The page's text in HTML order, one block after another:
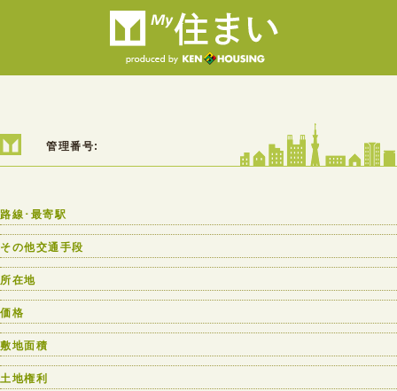
管理番号:
路線･最寄駅
その他交通手段
所在地
価格
敷地面積
土地権利